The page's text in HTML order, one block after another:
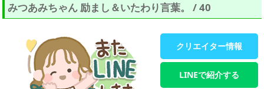
みつあみちゃん 励まし＆いたわり言葉。 / 40
クリエイター情報
LINEで紹介する